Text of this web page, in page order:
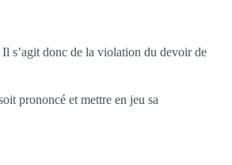
Il s’agit donc de la violation du devoir de
prononcé et mettre en jeu sa